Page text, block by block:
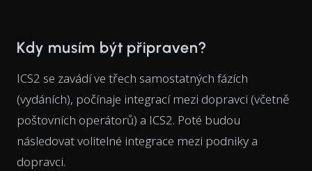
Kdy musím být připraven?
ICS2 se zavádí ve třech samostatných fázích
(vydáních), počínaje integrací mezi dopravci (včetně
poštovních operátorů) a ICS2. Poté budou
následovat volitelné integrace mezi podniky a
dopravci.